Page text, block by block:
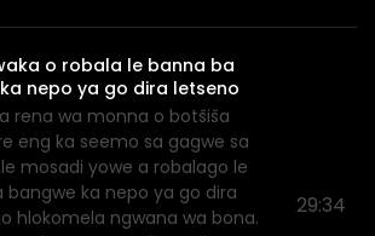
o robala le banna ba
nepo ya go dira letseno
rena wa monna o botšiša
eng ka seemo sa gagwe sa
mosadi yowe a robalago le
bangwe ka nepo ya go dira
hlokomela ngwana wa bona.
29:34